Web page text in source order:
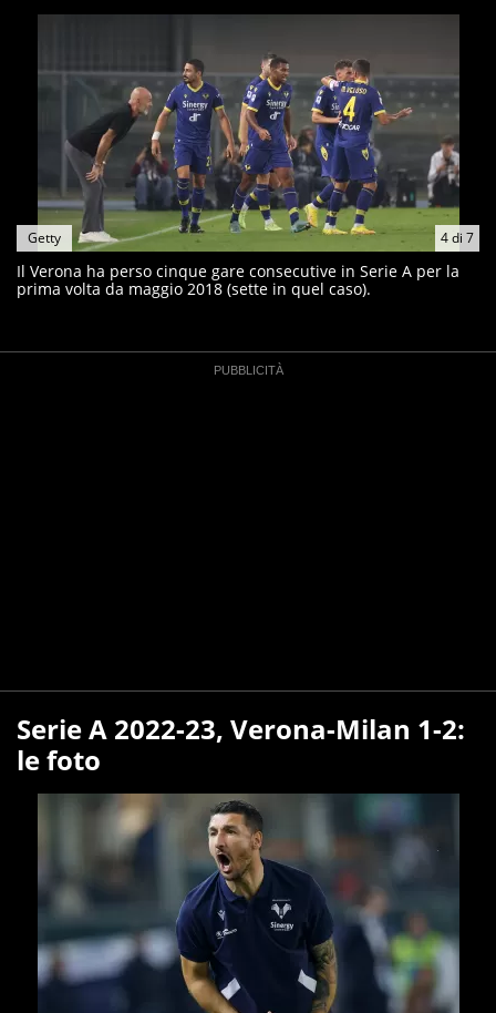
4di 7
Getty
Il Verona ha perso cinque gare consecutive in Serie A per la
prima volta da maggio 2018 (sette in quel caso).
Serie A 2022-23, Verona-Milan 1-2:
le foto